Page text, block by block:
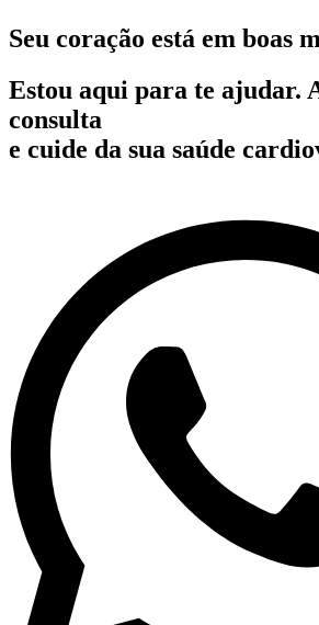
Seu coração está em boas
Estou aqui para te ajudar.
consulta
e cuide da sua saúde